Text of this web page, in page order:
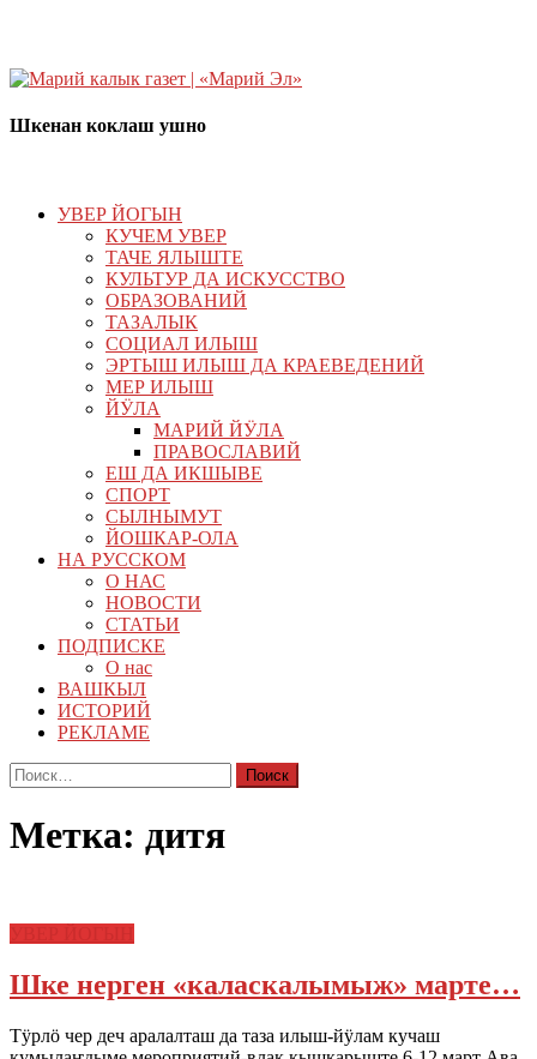
Шкенан коклаш ушно
УВЕР ЙОГЫН
КУЧЕМ УВЕР
ТАЧЕ ЯЛЫШТЕ
КУЛЬТУР ДА ИСКУССТВО
ОБРАЗОВАНИЙ
ТАЗАЛЫК
СОЦИАЛ ИЛЫШ
ЭРТЫШ ИЛЫШ ДА КРАЕВЕДЕНИЙ
МЕР ИЛЫШ
ЙӰЛА
МАРИЙ ЙӰЛА
ПРАВОСЛАВИЙ
ЕШ ДА ИКШЫВЕ
СПОРТ
СЫЛНЫМУТ
ЙОШКАР-ОЛА
НА РУССКОМ
О НАС
НОВОСТИ
СТАТЬИ
ПОДПИСКЕ
О нас
ВАШКЫЛ
ИСТОРИЙ
РЕКЛАМЕ
Найти:
Метка: дитя
Шке нерген «каласкалымыж» марте…
Тӱрлӧ чер деч аралалташ да таза илыш-йӱлам кучаш